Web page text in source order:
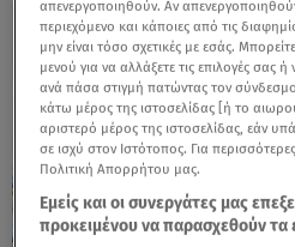
απενεργοποιηθούν. Αν
περιεχόμενο και κάποιες από τις
μην είναι τόσο σχετικές με εσάς.
μενού για να αλλάξετε τις επιλογές σας
ανά πάσα στιγμή πατώντας τον
κάτω μέρος της ιστοσελίδας [ή το
αριστερό μέρος της ιστοσελίδας, εάν
σε ισχύ στον Ιστότοπος. Για
Πολιτική Απορρήτου μας.
Εμείς και οι συνεργάτες μας
προκειμένου να παρασχεθούν τα